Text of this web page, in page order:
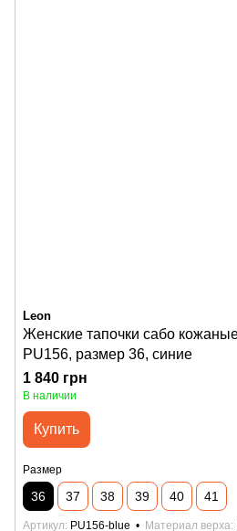
Leon
Женские тапочки сабо
PU156, размер 36, синие
1 840 грн
В наличии
Купить
Размер
36 37 38 39 40 41
Артикул PU156-blue Материал верха